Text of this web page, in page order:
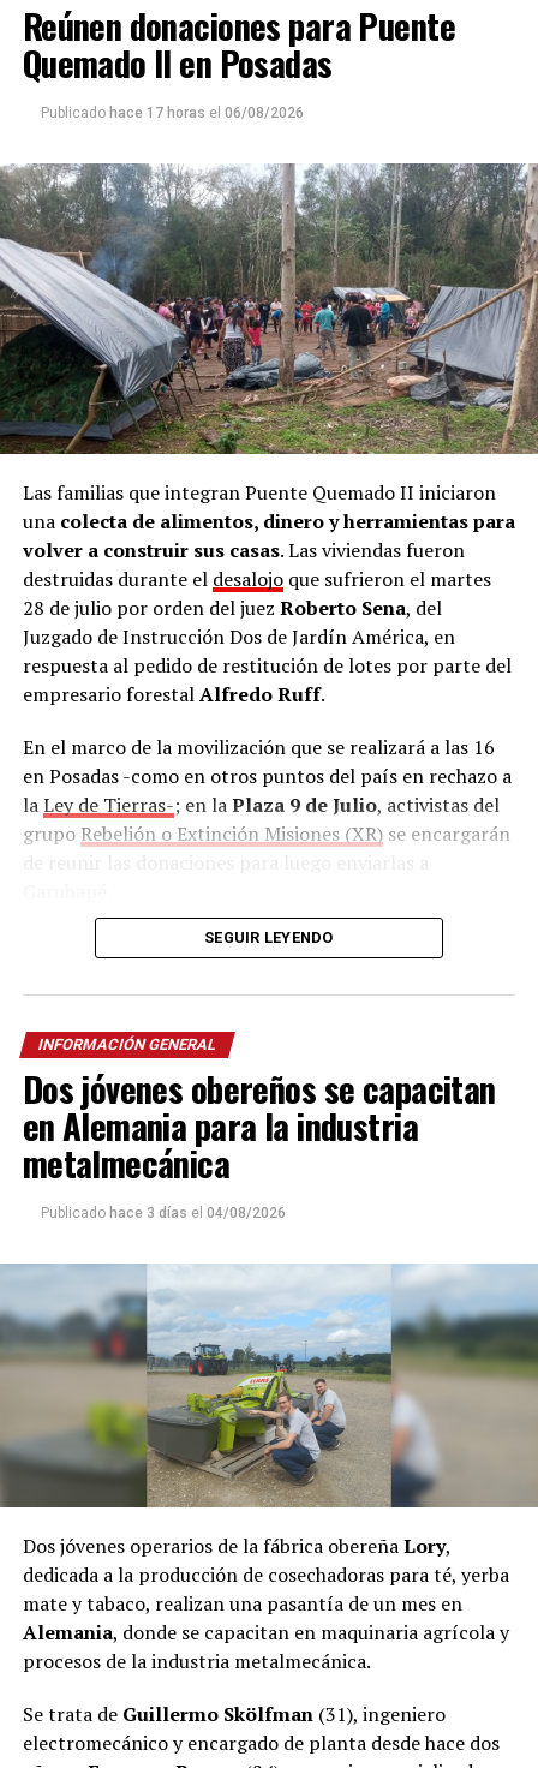
Reúnen donaciones para Puente
Quemado II en Posadas
Publicado hace 17 horas el 06/08/2026
Las familias que integran Puente Quemado II iniciaron
unacolecta de alimentos, dinero y herramientas para
volver a construir sus casas. Las viviendas fueron
destruidas durante el desalojoque sufrieron el martes
28 de julio por orden del juez Roberto Sena, del
Juzgado de Instrucción Dos de Jardín América, en
respuesta al pedido de restitución de lotes por parte del
empresario forestalAlfredo Ruff.
En el marco de la movilización que se realizará a las 16
en Posadas -como en otros puntos del país en rechazo a
laLey de Tierras-; en laPlaza 9 de Julio, activistas del
grupo Rebelión o Extinción Misiones (XR)se encargarán
de reunir las donaciones para luego enviarlas a
Además, la Asociación Trabajadores del Estado (ATE),
punto de recolecciónde lunes a viernes en horario
matutino y vespertino.
Según confirmó el cacique,durante el desalojo no
solo fueron dañadas las casas, sino también los
cultivosintegrados por plantaciones de mandioca,
maíz, porotos y otros productos que garantizaban la
De esta manera, los defensores del monte, el agua y la
biodiversidad podrán ayudar a los integrantes de Puente
Quemado II, quienes desde sus orígenes conviven de
manera armónica con el medio ambiente y hoy son los
principales guardianes de la selva misionera.
El pasado jueves, el fiscalHéctor Simón
, a través de la
Fiscalía de Instrucción Uno de Puerto Rico dictaminó
dejar sin efecto eldesalojo,por lo que las familias
regresaron a la comunidad.
SEGUIR LEYENDO
INFORMACIÓN GENERAL
Dos jóvenes obereños se capacitan
en Alemania para la industria
metalmecánica
Publicado hace 3 días el 04/08/2026
Dos jóvenes operarios de la fábrica obereñaLory,
dedicada a la producción de cosechadoras para té, yerba
mate y tabaco, realizan una pasantía de un mes en
Alemania, donde se capacitan en maquinaria agrícola y
procesos de la industria metalmecánica.
Se trata de Guillermo Skölfman(31), ingeniero
electromecánico y encargado de planta desde hace dos